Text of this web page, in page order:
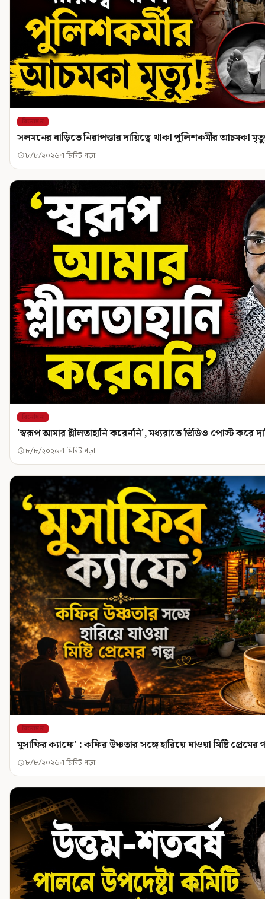
বিনোদন
সলমনের বাড়িতে নিরাপত্তার দায়িত্বে থাকা পুলিশকর্মীর আচমকা
৮/৮/২০২৬ 1 মিনিট পড়া
বিনোদন
'স্বরূপ আমার শ্লীলতাহানি করেননি', মধ্যরাতে ভিডিও পোস্ট করে
৮/৮/২০২৬ 1 মিনিট পড়া
বিনোদন
মুসাফির ক্যাফে' : কফির উষ্ণতার সঙ্গে হারিয়ে যাওয়া মিষ্টি প্রেমের
৮/৮/২০২৬ 1 মিনিট পড়া